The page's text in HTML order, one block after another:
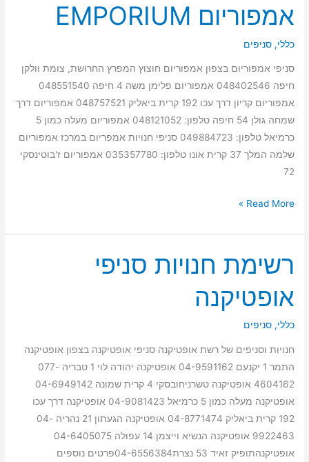
אמפוריום EMPORIUM
כללי,סניפים
סניפי אמפוריום בצפון אמפוריום חוצוץ המפרץ החרושת, צומת וולקן
חיפה 048402546 אמפוריום פלימן משה 4 חיפה 048551540
אמפוריום קריון דרך עכו 192 קרית ביאליק 048757521 אמפוריום דרך
שמחה גולן 54 חיפה טלפון: 048121052 אמפוריום מעלה כמון 5
כרמיאל טלפון: 049884723 סניפי חנויות אמפריום במרכז אמפוריום
שלמה המלך 37 קרית אונו טלפון: 035357780 אמפוריום ז'בוטינסקי
72
סניפי
אמפוריום
EMPORIUM
Read More »
רשימת חנויות סניפי
אופטיקנה
כללי,סניפים
חנויות וסניפים של רשת אופטיקנה סניפי אופטיקנה בצפון אופטיקנה
התמר 1 יקנעם 04-9591162 אופטיקנה יהודה לוי 1 טבריה 077-
4604162 אופטיקנה טשרניחובסקי 4 קרית שמונה 04-6949142
אופטיקנה מעלה כמון 5 כרמיאל 04-9081423 אופטיקנה דרך עכו
192 קרית ביאליק 04-8771474 אופטיקנה הגעתון 21 נהריה 04-
9922463 אופטיקנה הנשיא וייצמן 14 עפולה 04-6405075
אופטיקנהתופיק זאיד 53 נצרת04-6556384פרטים נוספים
רשימת
חנויות
סניפי
אופטיקנה